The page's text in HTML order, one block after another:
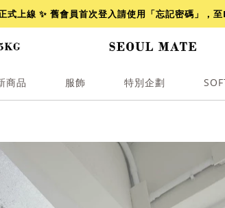
式上線 ✨ 舊會員首次登入請使用「忘記密碼」，
商品 服飾 特別企劃